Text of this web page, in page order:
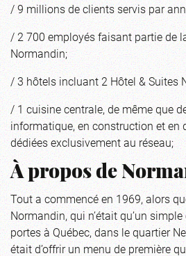
/ 9 millions de clients servis par
/ 2 700 employés faisant partie de
Normandin;
/ 3 hôtels incluant 2 Hôtel & Suites
/ 1 cuisine centrale, de même que
informatique, en construction et en
dédiées exclusivement au réseau;
À propos de
Tout a commencé en 1969, alors
Normandin, qui n’était qu’un
portes à Québec, dans le quartier
était d’offrir un menu de première